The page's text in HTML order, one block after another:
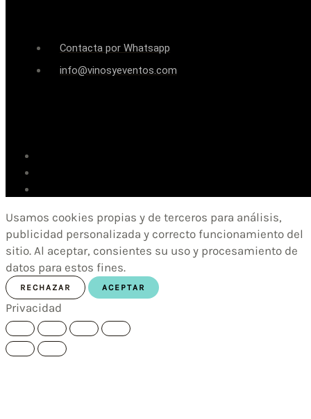
Contacta por Whatsapp
info@vinosyeventos.com
Usamos cookies propias y de terceros para análisis,
publicidad personalizada y correcto funcionamiento del
sitio. Al aceptar, consientes su uso y procesamiento de
datos para estos fines.
RECHAZAR ACEPTAR
Privacidad